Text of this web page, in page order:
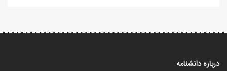
درباره دانشنامه